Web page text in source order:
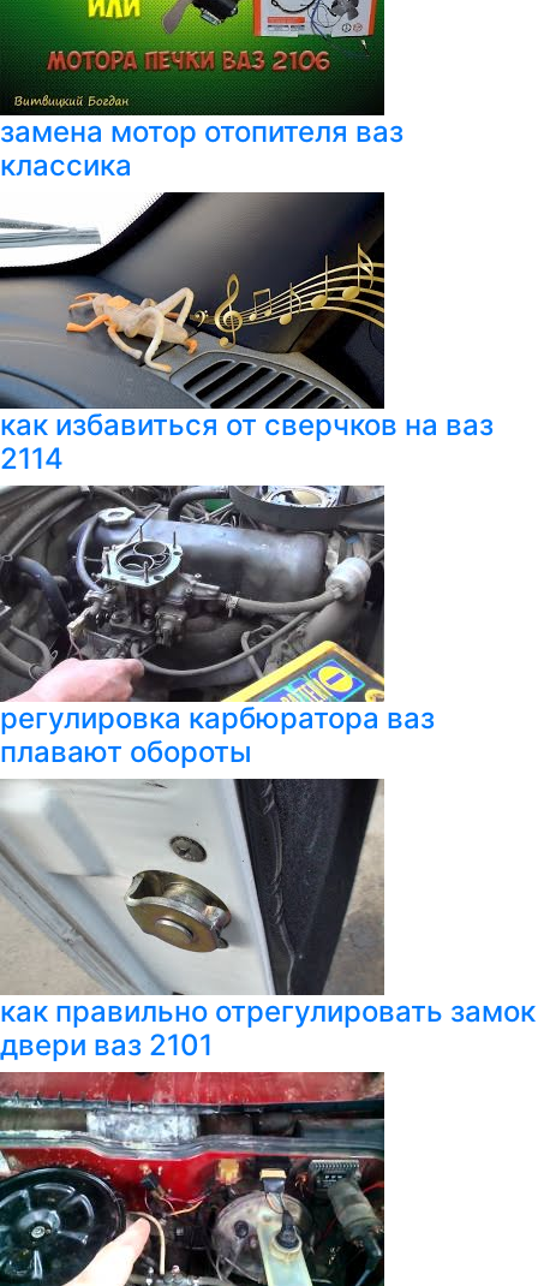
замена мотор отопителя ваз
классика
как избавиться от сверчков на ваз
2114
регулировка карбюратора ваз
плавают обороты
как правильно отрегулировать замок
двери ваз 2101